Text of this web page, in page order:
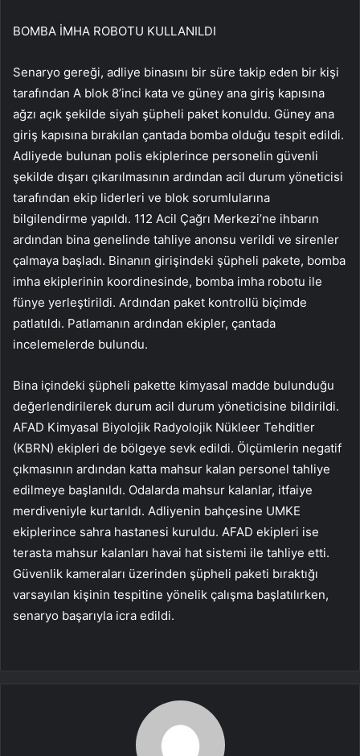
BOMBA İMHA ROBOTU KULLANILDI
Senaryo gereği, adliye binasını bir süre takip eden bir kişi
tarafından A blok 8’inci kata ve güney ana giriş kapısına
ağzı açık şekilde siyah şüpheli paket konuldu. Güney ana
giriş kapısına bırakılan çantada bomba olduğu tespit edildi.
Adliyede bulunan polis ekiplerince personelin güvenli
şekilde dışarı çıkarılmasının ardından acil durum yöneticisi
tarafından ekip liderleri ve blok sorumlularına
bilgilendirme yapıldı. 112 Acil Çağrı Merkezi’ne ihbarın
ardından bina genelinde tahliye anonsu verildi ve sirenler
çalmaya başladı. Binanın girişindeki şüpheli pakete, bomba
imha ekiplerinin koordinesinde, bomba imha robotu ile
fünye yerleştirildi. Ardından paket kontrollü biçimde
patlatıldı. Patlamanın ardından ekipler, çantada
incelemelerde bulundu.
Bina içindeki şüpheli pakette kimyasal madde bulunduğu
değerlendirilerek durum acil durum yöneticisine bildirildi.
AFAD Kimyasal Biyolojik Radyolojik Nükleer Tehditler
(KBRN) ekipleri de bölgeye sevk edildi. Ölçümlerin negatif
çıkmasının ardından katta mahsur kalan personel tahliye
edilmeye başlanıldı. Odalarda mahsur kalanlar, itfaiye
merdiveniyle kurtarıldı. Adliyenin bahçesine UMKE
ekiplerince sahra hastanesi kuruldu. AFAD ekipleri ise
terasta mahsur kalanları havai hat sistemi ile tahliye etti.
Güvenlik kameraları üzerinden şüpheli paketi bıraktığı
varsayılan kişinin tespitine yönelik çalışma başlatılırken,
senaryo başarıyla icra edildi.